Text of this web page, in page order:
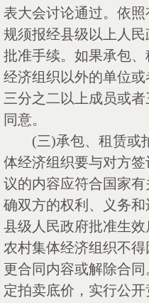
表大会讨论通过。依
规须报经县级以上人
批准手续。如果承包
经济组织以外的单位
三分之二以上成员或
同意。
(三)承包、租赁或
体经济组织要与对方
议的内容应符合国家
确双方的权利、义务
县级人民政府批准生效
农村集体经济组织不
更合同内容或解除合
定拍卖底价，实行公开